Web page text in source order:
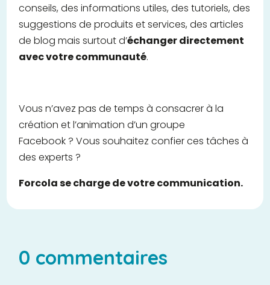
conseils, des informations utiles, des tutoriels, des
suggestions de produits et services, des articles
de blog mais surtout d’échanger directement
avec votre communauté.
Vous n’avez pas de temps à consacrer à la
création et l’animation d’un groupe
Facebook ? Vous souhaitez confier ces tâches à
des experts ?
Forcola se charge de votre communication.
0 commentaires